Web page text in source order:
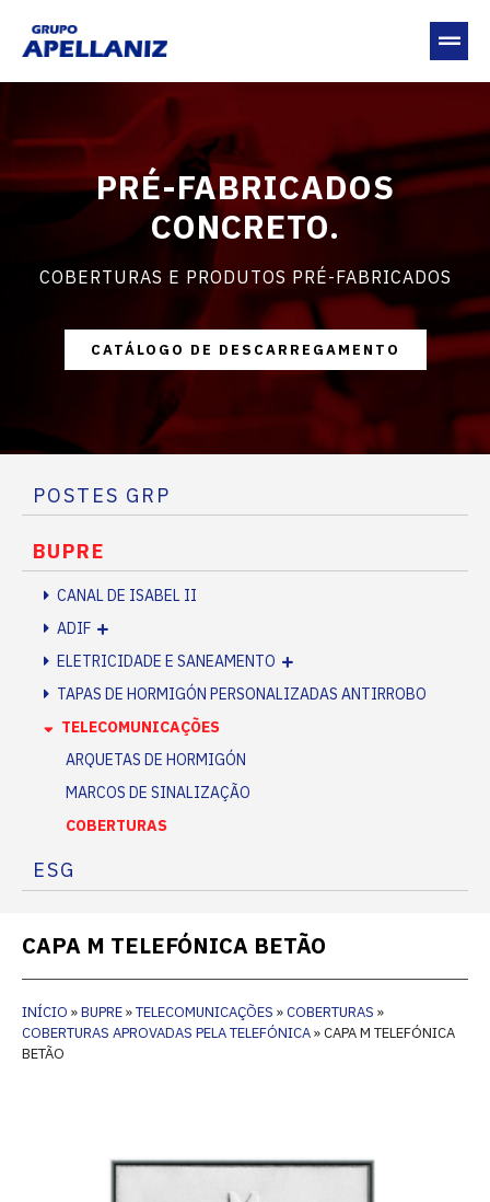
PRÉ-FABRICADOS
CONCRETO.
COBERTURAS E PRODUTOS PRÉ-FABRICADOS
CATÁLOGO DE DESCARREGAMENTO
POSTES GRP
BUPRE
CANAL DE ISABEL II
ADIF
ELETRICIDADE E SANEAMENTO
TAPAS DE HORMIGÓN PERSONALIZADAS ANTIRROBO
TELECOMUNICAÇÕES
ARQUETAS DE HORMIGÓN
MARCOS DE SINALIZAÇÃO
COBERTURAS
ESG
CAPA M TELEFÓNICA BETÃO
INÍCIO »BUPRE»TELECOMUNICAÇÕES »COBERTURAS »
COBERTURAS APROVADAS PELA TELEFÓNICA»CAPA M TELEFÓNICA
BETÃO